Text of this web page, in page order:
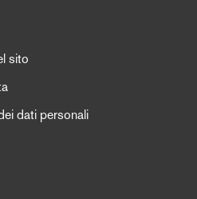
sito
dati personali